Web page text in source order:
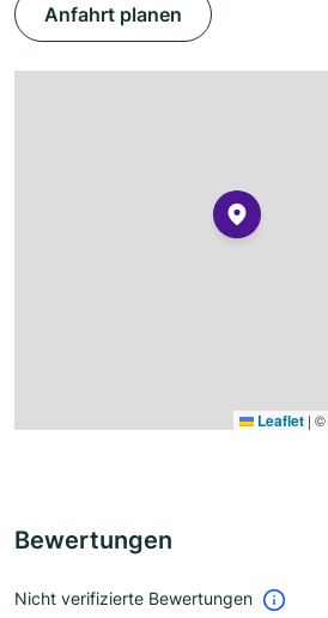
Anfahrt planen
Leaflet | ©
Bewertungen
Nicht verifizierte Bewertungen